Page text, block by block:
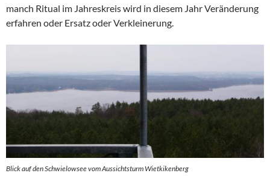
manch Ritual im Jahreskreis wird in diesem Jahr Veränderung
erfahren oder Ersatz oder Verkleinerung.
Blick auf den Schwielowsee vom Aussichtsturm Wietkikenberg